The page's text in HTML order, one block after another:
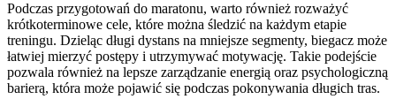
Podczas przygotowań do maratonu, warto również rozważyć
krótkoterminowe cele, które można śledzić na każdym etapie
treningu. Dzieląc długi dystans na mniejsze segmenty, biegacz może
łatwiej mierzyć postępy i utrzymywać motywację. Takie podejście
pozwala również na lepsze zarządzanie energią oraz psychologiczną
barierą, która może pojawić się podczas pokonywania długich tras.